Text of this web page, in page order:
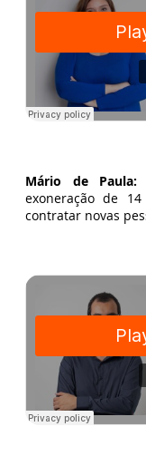
Mário de Paula:
exoneração de
contratar novas